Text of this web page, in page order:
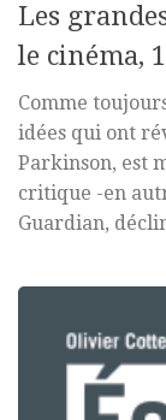
Les
le cinéma,
Comme
idées qui ont
Parkinson, est
critique -en
Guardian,